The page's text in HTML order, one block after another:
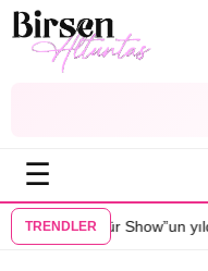
☰
TRENDLER
yıldızları Burak